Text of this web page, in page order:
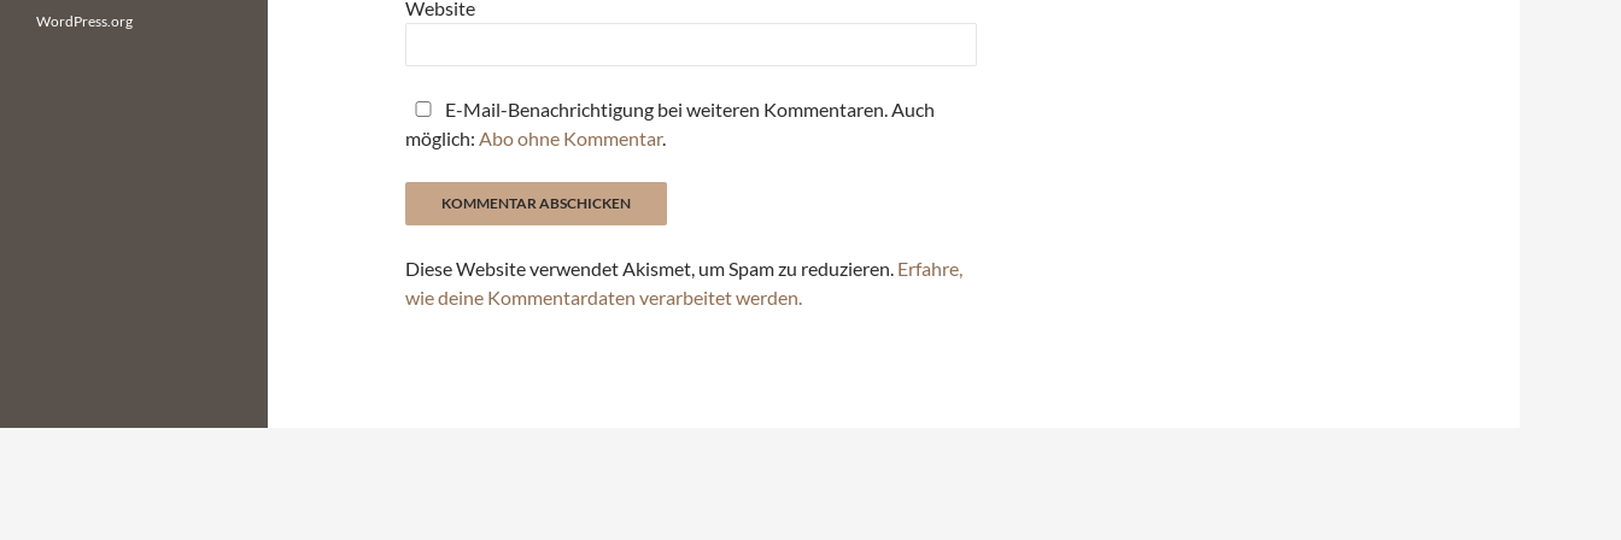
Website
E-Mail-Benachrichtigung bei weiteren Kommentaren. Auch
möglich: Abo ohne Kommentar.
Diese Website verwendet Akismet, um Spam zu reduzieren. Erfahre,
wie deine Kommentardaten verarbeitet werden.
WordPress.org